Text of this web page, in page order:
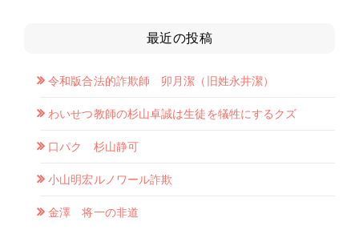
最近の投稿
令和版合法的詐欺師 卯月潔（旧姓永井潔）
わいせつ教師の杉山卓誠は生徒を犠牲にするクズ
口パク 杉山静可
小山明宏ルノワール詐欺
金澤 将一の非道